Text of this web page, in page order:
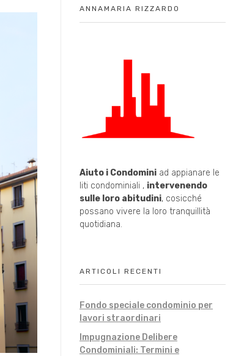
ANNAMARIA RIZZARDO
Aiuto i Condomini ad appianare le
liti condominiali , intervenendo
sulle loro abitudini, cosicché
possano vivere la loro tranquillità
quotidiana.
ARTICOLI RECENTI
Fondo speciale condominio per
lavori straordinari
Impugnazione Delibere
Condominiali: Termini e